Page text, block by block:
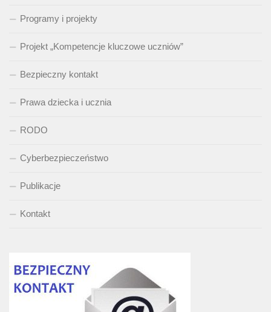
Programy i projekty
Projekt „Kompetencje kluczowe uczniów”
Bezpieczny kontakt
Prawa dziecka i ucznia
RODO
Cyberbezpieczeństwo
Publikacje
Kontakt